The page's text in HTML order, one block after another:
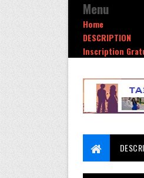
Menu
Home
DESCRIPTION
Inscription